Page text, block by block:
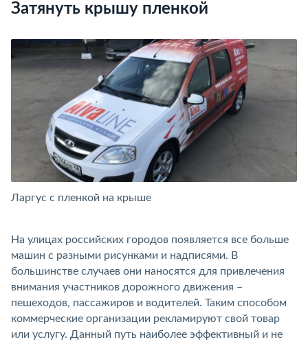
Затянуть крышу пленкой
Ларгус с пленкой на крыше
На улицах российских городов появляется все больше
машин с разными рисунками и надписями. В
большинстве случаев они наносятся для привлечения
внимания участников дорожного движения –
пешеходов, пассажиров и водителей. Таким способом
коммерческие организации рекламируют свой товар
или услугу. Данный путь наиболее эффективный и не